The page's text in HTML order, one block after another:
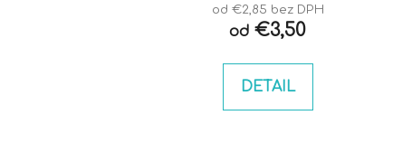
od €2,85 bez DPH
od €3,50
DETAIL